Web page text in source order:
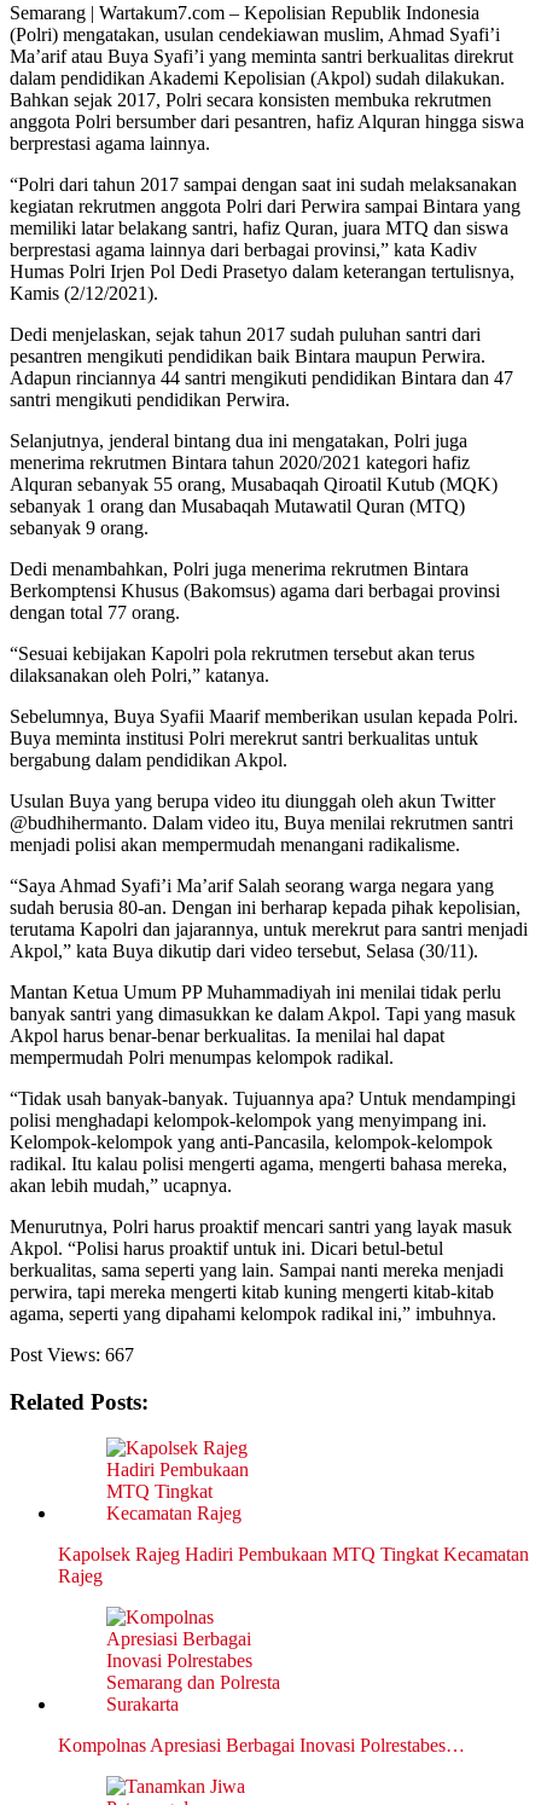
Semarang | Wartakum7.com – Kepolisian Republik Indonesia
(Polri) mengatakan, usulan cendekiawan muslim, Ahmad Syafi’i
Ma’arif atau Buya Syafi’i yang meminta santri berkualitas direkrut
dalam pendidikan Akademi Kepolisian (Akpol) sudah dilakukan.
Bahkan sejak 2017, Polri secara konsisten membuka rekrutmen
anggota Polri bersumber dari pesantren, hafiz Alquran hingga siswa
berprestasi agama lainnya.
“Polri dari tahun 2017 sampai dengan saat ini sudah melaksanakan
kegiatan rekrutmen anggota Polri dari Perwira sampai Bintara yang
memiliki latar belakang santri, hafiz Quran, juara MTQ dan siswa
berprestasi agama lainnya dari berbagai provinsi,” kata Kadiv
Humas Polri Irjen Pol Dedi Prasetyo dalam keterangan tertulisnya,
Kamis (2/12/2021).
Dedi menjelaskan, sejak tahun 2017 sudah puluhan santri dari
pesantren mengikuti pendidikan baik Bintara maupun Perwira.
Adapun rinciannya 44 santri mengikuti pendidikan Bintara dan 47
santri mengikuti pendidikan Perwira.
Selanjutnya, jenderal bintang dua ini mengatakan, Polri juga
menerima rekrutmen Bintara tahun 2020/2021 kategori hafiz
Alquran sebanyak 55 orang, Musabaqah Qiroatil Kutub (MQK)
sebanyak 1 orang dan Musabaqah Mutawatil Quran (MTQ)
sebanyak 9 orang.
Dedi menambahkan, Polri juga menerima rekrutmen Bintara
Berkomptensi Khusus (Bakomsus) agama dari berbagai provinsi
dengan total 77 orang.
“Sesuai kebijakan Kapolri pola rekrutmen tersebut akan terus
dilaksanakan oleh Polri,” katanya.
Sebelumnya, Buya Syafii Maarif memberikan usulan kepada Polri.
Buya meminta institusi Polri merekrut santri berkualitas untuk
bergabung dalam pendidikan Akpol.
Usulan Buya yang berupa video itu diunggah oleh akun Twitter
@budhihermanto. Dalam video itu, Buya menilai rekrutmen santri
menjadi polisi akan mempermudah menangani radikalisme.
“Saya Ahmad Syafi’i Ma’arif Salah seorang warga negara yang
sudah berusia 80-an. Dengan ini berharap kepada pihak kepolisian,
terutama Kapolri dan jajarannya, untuk merekrut para santri menjadi
Akpol,” kata Buya dikutip dari video tersebut, Selasa (30/11).
Mantan Ketua Umum PP Muhammadiyah ini menilai tidak perlu
banyak santri yang dimasukkan ke dalam Akpol. Tapi yang masuk
Akpol harus benar-benar berkualitas. Ia menilai hal dapat
mempermudah Polri menumpas kelompok radikal.
“Tidak usah banyak-banyak. Tujuannya apa? Untuk mendampingi
polisi menghadapi kelompok-kelompok yang menyimpang ini.
Kelompok-kelompok yang anti-Pancasila, kelompok-kelompok
radikal. Itu kalau polisi mengerti agama, mengerti bahasa mereka,
akan lebih mudah,” ucapnya.
Menurutnya, Polri harus proaktif mencari santri yang layak masuk
Akpol. “Polisi harus proaktif untuk ini. Dicari betul-betul
berkualitas, sama seperti yang lain. Sampai nanti mereka menjadi
perwira, tapi mereka mengerti kitab kuning mengerti kitab-kitab
agama, seperti yang dipahami kelompok radikal ini,” imbuhnya.
Post Views: 667
Related Posts:
Kapolsek Rajeg Hadiri Pembukaan MTQ Tingkat Kecamatan
Rajeg
Kompolnas Apresiasi Berbagai Inovasi Polrestabes…